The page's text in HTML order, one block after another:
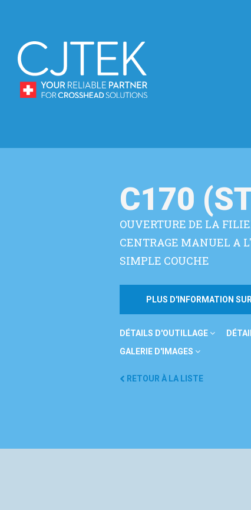
C170
OUVERTURE DE LA
CENTRAGE MANUEL A
SIMPLE COUCHE
PLUS D'INFORMATION
DÉTAILS D'OUTILLAGE
GALERIE D'IMAGES
RETOUR À LA LISTE